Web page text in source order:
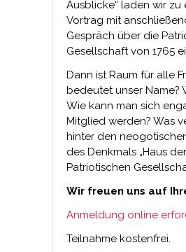
Ausblicke“ laden wir zu
Vortrag mit
Gespräch über die
Gesellschaft von 1765
Dann ist Raum für alle
bedeutet unser Name?
Wie kann man sich
Mitglied werden? Was
hinter den
des Denkmals „Haus der
Patriotischen
Wir freuen uns auf
Anmeldung online
Teilnahme kostenfrei.